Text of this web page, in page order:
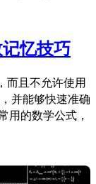
忆技巧
而且不允许使用
并能够快速准确
用的数学公式，